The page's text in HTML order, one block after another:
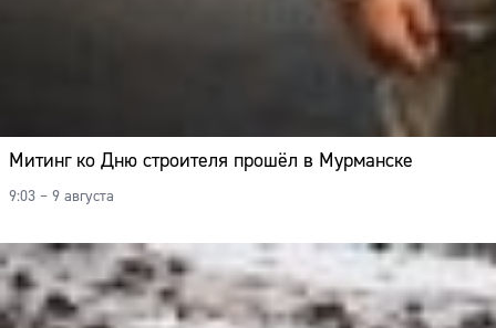
Митинг ко Дню строителя прошёл в Мурманске
9:03 – 9 августа